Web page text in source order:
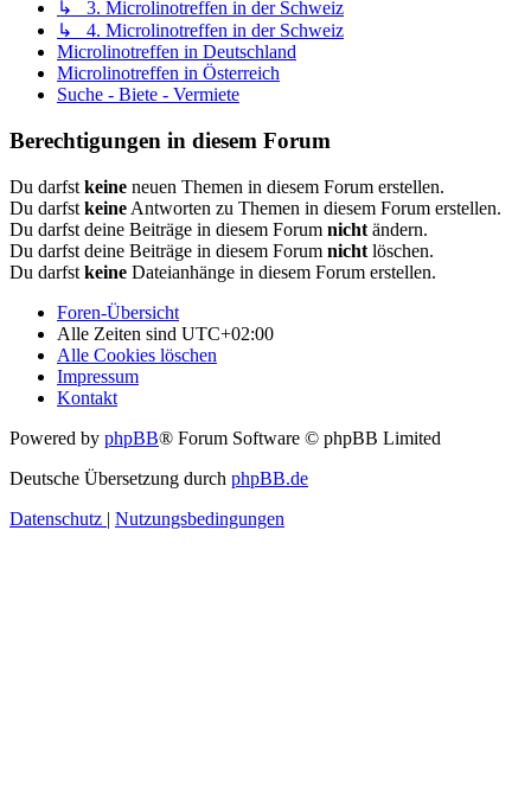
↳ 3. Microlinotreffen in der Schweiz
↳ 4. Microlinotreffen in der Schweiz
Microlinotreffen in Deutschland
Microlinotreffen in Österreich
Suche - Biete - Vermiete
Berechtigungen in diesem Forum
Du darfst keine neuen Themen in diesem Forum erstellen.
Du darfst keine Antworten zu Themen in diesem Forum erstellen.
Du darfst deine Beiträge in diesem Forum nicht ändern.
Du darfst deine Beiträge in diesem Forum nicht löschen.
Du darfst keine Dateianhänge in diesem Forum erstellen.
Foren-Übersicht
Alle Zeiten sind UTC+02:00
Alle Cookies löschen
Impressum
Kontakt
Powered by phpBB® Forum Software © phpBB Limited
Deutsche Übersetzung durch phpBB.de
Datenschutz | Nutzungsbedingungen